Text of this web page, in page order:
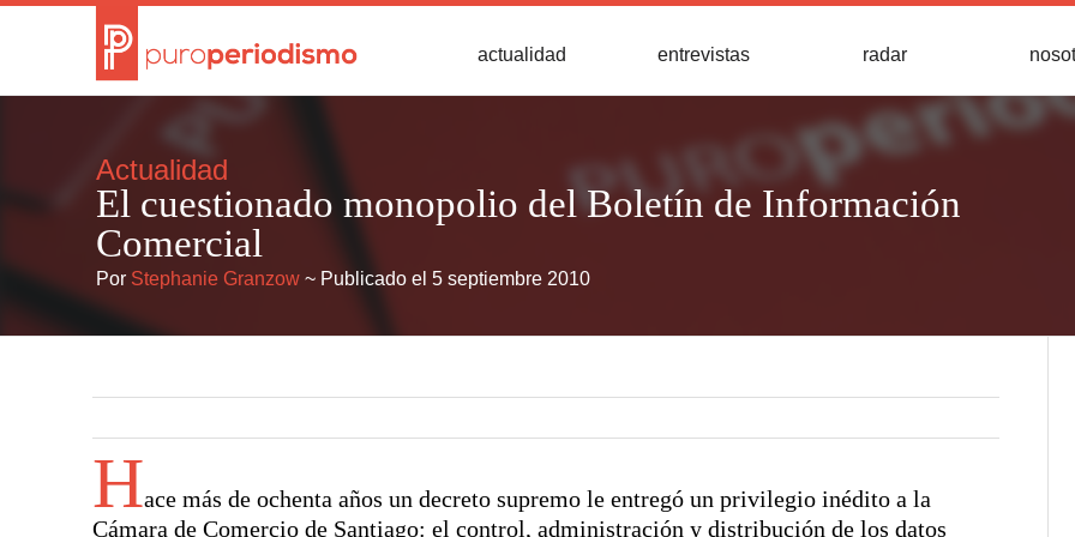
actualidad entrevistas radar
Actualidad
El cuestionado monopolio del Boletín de Información
Comercial
Por Stephanie Granzow ~ Publicado el 5 septiembre 2010
Hace más de ochenta años un decreto supremo le entregó un privilegio inédito a la
Cámara de Comercio de Santiago: el control, administración y distribución de los datos